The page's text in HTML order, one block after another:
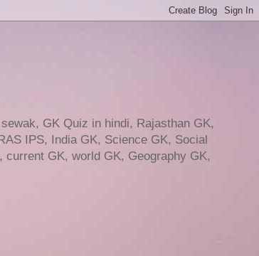
GK Quiz in hindi, Rajasthan GK,
IPS, India GK, Science GK, Social
GK, world GK, Geography GK,